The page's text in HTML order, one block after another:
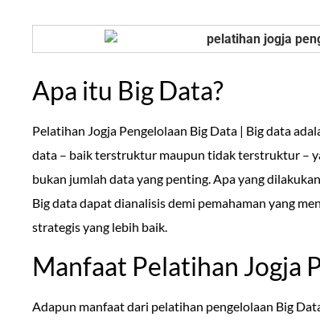
Apa itu Big Data?
Pelatihan Jogja Pengelolaan Big Data | Big data
data – baik terstruktur maupun tidak terstruktur –
bukan jumlah data yang penting. Apa yang
Big data dapat dianalisis demi pemahaman yang
strategis yang lebih baik.
Manfaat Pelatihan Jogja
Adapun manfaat dari pelatihan pengelolaan Big